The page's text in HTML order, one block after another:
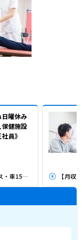
日曜休み
健施設
員》
ＪＲ東北本線(上野－盛岡)「石越駅」（バス・車15分）
【月収